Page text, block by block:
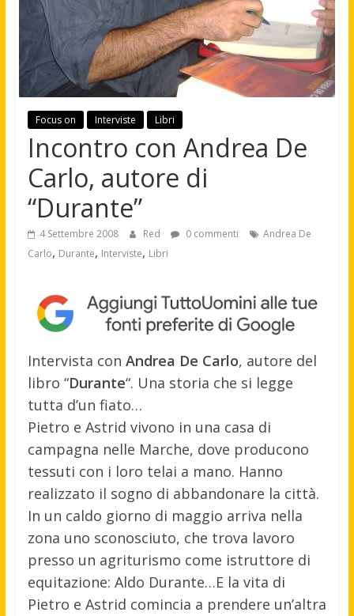
Focus on Interviste Libri
Incontro con Andrea De
Carlo, autore di
“Durante”
4 Settembre 2008 Red 0 commenti
Andrea De
Carlo, Durante, Interviste, Libri
Intervista con Andrea De Carlo, autore del
libro “Durante“. Una storia che si legge
tutta d’un fiato…
Pietro e Astrid vivono in una casa di
campagna nelle Marche, dove producono
tessuti con i loro telai a mano. Hanno
realizzato il sogno di abbandonare la città.
In un caldo giorno di maggio arriva nella
zona uno sconosciuto, che trova lavoro
presso un agriturismo come istruttore di
equitazione: Aldo Durante…E la vita di
Pietro e Astrid comincia a prendere un’altra